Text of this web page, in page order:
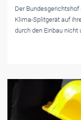
Der
Klima-Splitgerät auf
durch den Einbau